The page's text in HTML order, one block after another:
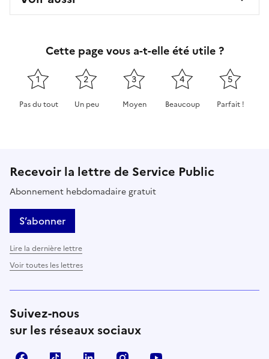
Cette page vous a-t-elle été utile ?
1
Pas du tout
2
Un peu
3
Moyen
4
Beaucoup
5
Parfait !
Recevoir la lettre de Service Public
Abonnement hebdomadaire gratuit
S’abonner
Lire la dernière lettre
Voir toutes les lettres
Suivez-nous
sur les réseaux sociaux